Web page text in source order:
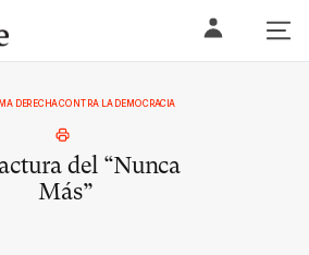
DERECHA CONTRA LA DEMOCRACIA
del “Nunca
Más”